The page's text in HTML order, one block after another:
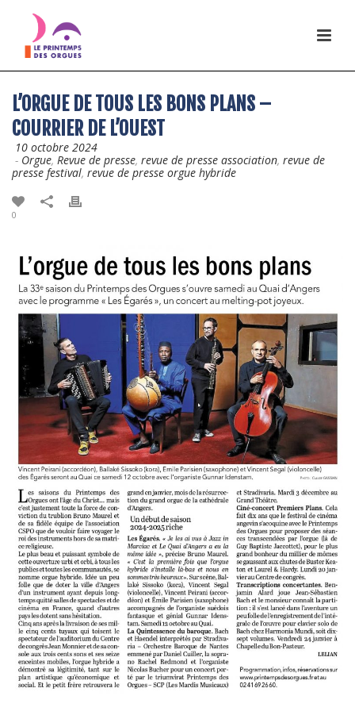
L’ORGUE DE TOUS LES BONS PLANS –
COURRIER DE L’OUEST
10 octobre 2024
- Orgue, Revue de presse, revue de presse association, revue de
presse festival, revue de presse orgue hybride
0